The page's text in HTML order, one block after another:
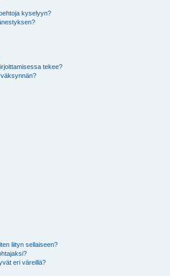
kyselyyn?
tekee?
liityn sellaiseen?
eri väreillä?